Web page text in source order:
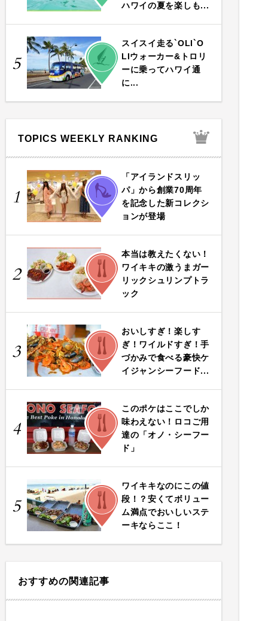
ハワイの夏を楽しも...
5
PLAY
スイスイ走る`OLI`O
LIウォーカー&トロリ
ーに乗ってハワイ通
に...
TOPICS WEEKLY RANKING
1
FASHION
「アイランドスリッ
パ」から創業70周年
を記念した新コレクシ
ョンが登場
2
FOOD
本当は教えたくない！
ワイキキの激うまガー
リックシュリンプトラ
ック
3
FOOD
おいしすぎ！楽しす
ぎ！ワイルドすぎ！手
づかみで食べる豪快ケ
イジャンシーフード...
4
FOOD
このポケはここでしか
味わえない！ロコご用
達の「オノ・シーフー
ド」
5
FOOD
ワイキキなのにこの値
段！？安くてボリュー
ム満点でおいしいステ
ーキならここ！
おすすめの関連記事